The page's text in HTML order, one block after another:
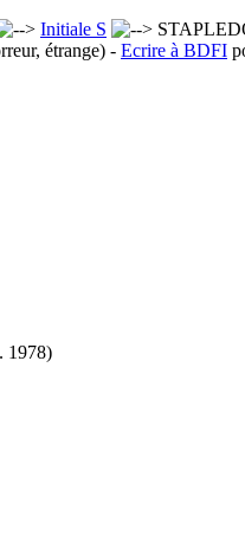
Initiale S
étrange) - Ecrire à BDFI
1978)